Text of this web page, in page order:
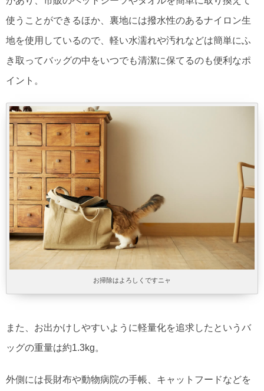
使うことができるほか、裏地には撥水性のあるナイロン生
地を使用しているので、軽い水濡れや汚れなどは簡単にふ
き取ってバッグの中をいつでも清潔に保てるのも便利なポ
イント。
お掃除はよろしくですニャ
また、お出かけしやすいように軽量化を追求したというバ
ッグの重量は約1.3kg。
外側には長財布や動物病院の手帳、キャットフードなどを